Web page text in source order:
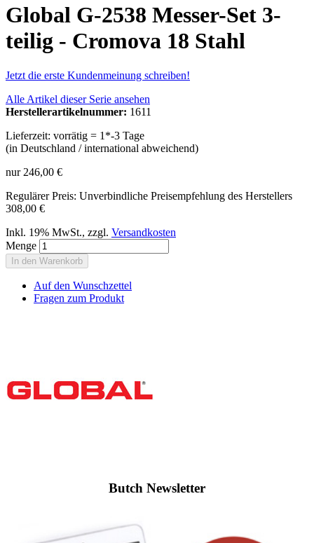
Global G-2538 Messer-Set 3-
teilig - Cromova 18 Stahl
Jetzt die erste Kundenmeinung schreiben!
Alle Artikel dieser Serie ansehen
Herstellerartikelnummer: 1611
Lieferzeit: vorrätig = 1*-3 Tage
(in Deutschland / international abweichend)
nur 246,00 €
Regulärer Preis: Unverbindliche Preisempfehlung des Herstellers
308,00 €
Inkl. 19% MwSt., zzgl. Versandkosten
Menge
In den Warenkorb
Auf den Wunschzettel
Fragen zum Produkt
Butch Newsletter